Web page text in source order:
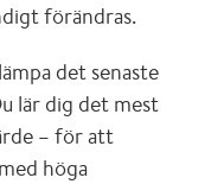
förändras.
det senaste
lär dig det mest
– för att
höga